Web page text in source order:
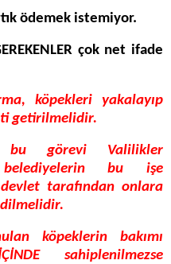
ödemek istemiyor.
çok net ifade
köpekleri yakalayıp
getirilmelidir.
bu görevi Valilikler
bu işe
tarafından onlara
köpeklerin bakımı
sahiplenilmezse